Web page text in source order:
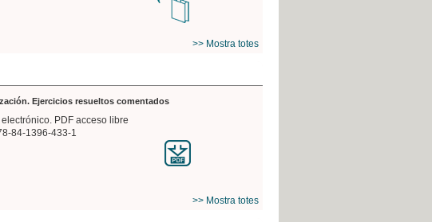
>> Mostra totes
Ejercicios resueltos comentados
PDF acceso libre
84-1396-433-1
>> Mostra totes